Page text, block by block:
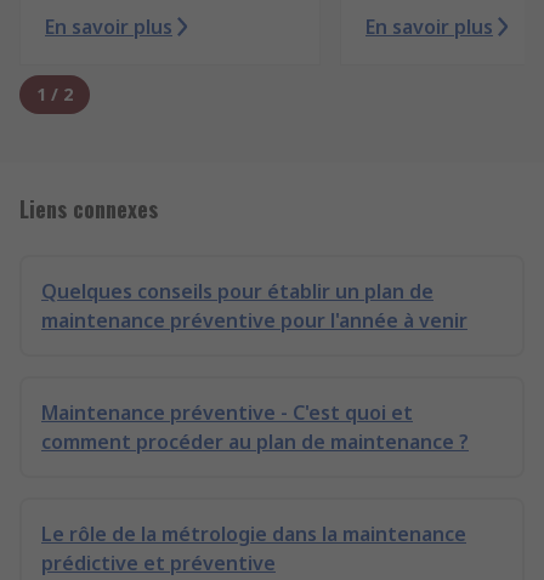
En savoir plus
En savoir plus
1 / 2
Liens connexes
Quelques conseils pour établir un plan de
maintenance préventive pour l'année à venir
Maintenance préventive - C'est quoi et
comment procéder au plan de maintenance ?
Le rôle de la métrologie dans la maintenance
prédictive et préventive